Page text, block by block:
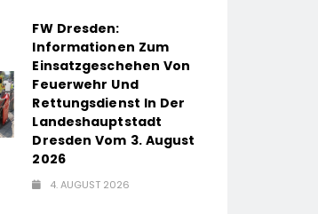
FW Dresden:
Informationen Zum
Einsatzgeschehen Von
Feuerwehr Und
Rettungsdienst In Der
Landeshauptstadt
Dresden Vom 3. August
2026
4. AUGUST 2026